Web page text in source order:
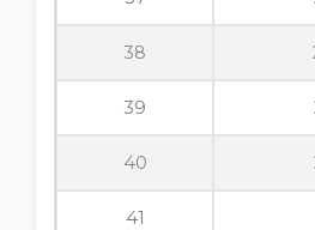
38
39
40
41